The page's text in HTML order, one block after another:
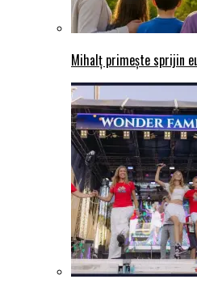
Mihalț primește sprijin